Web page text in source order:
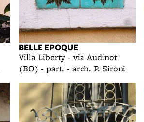
BELLE EPOQUE
Villa Liberty - via Audinot
(BO) - part. - arch. P. Sironi